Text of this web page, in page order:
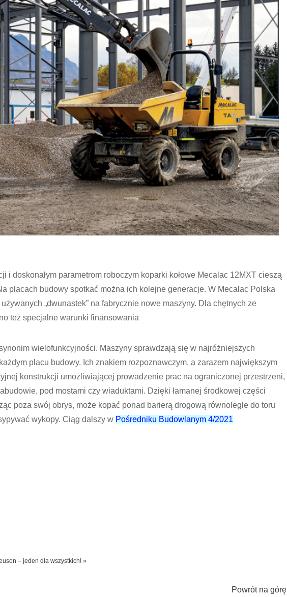
i doskonałym parametrom roboczym koparki kołowe Mecalac 12MXT cieszą
placach budowy spotkać można ich kolejne generacje. W Mecalac Polska
„dwunastek” na fabrycznie nowe maszyny. Dla chętnych ze
też specjalne warunki finansowania
wielofunkcyjności. Maszyny sprawdzają się w najróżniejszych
placu budowy. Ich znakiem rozpoznawczym, a zarazem największym
konstrukcji umożliwiającej prowadzenie prac na ograniczonej przestrzeni,
pod mostami czy wiaduktami. Dzięki łamanej środkowej części
poza swój obrys, może kopać ponad barierą drogową równolegle do toru
wykopy. Ciąg dalszy w Pośredniku Budowlanym 4/2021
– jeden dla wszystkich! »
Powrót na górę